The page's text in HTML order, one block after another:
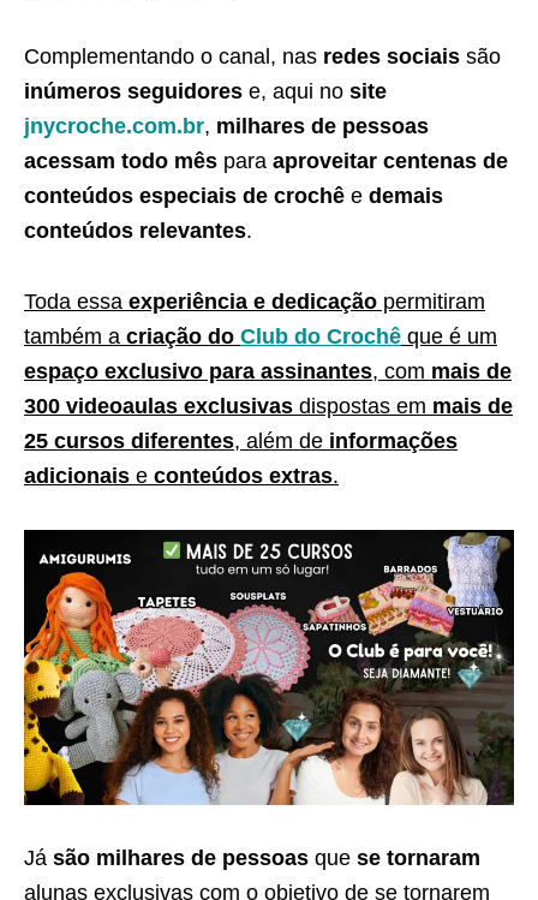
Complementando o canal, nas redes sociais são
inúmeros seguidores e, aqui no site
jnycroche.com.br, milhares de pessoas
acessam todo mês para aproveitar centenas de
conteúdos especiais de crochê e demais
conteúdos relevantes.
Toda essa experiência e dedicação permitiram
também a criação do Club do Crochê que é um
espaço exclusivo para assinantes, com mais de
300 videoaulas exclusivas dispostas em mais de
25 cursos diferentes, além de informações
adicionais e conteúdos extras.
Já são milhares de pessoas que se tornaram
alunas exclusivas com o objetivo de se tornarem